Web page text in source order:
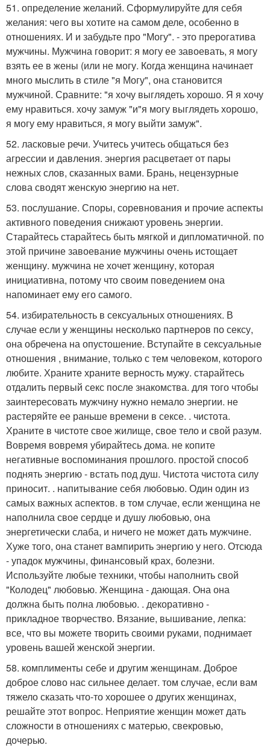
51. определение желаний. Сформулируйте для себя
желания: чего вы хотите на самом деле, особенно в
отношениях. И и забудьте про "Могу". - это прерогатива
мужчины. Мужчина говорит: я могу ее завоевать, я могу
взять ее в жены (или не могу. Когда женщина начинает
много мыслить в стиле "я Могу", она становится
мужчиной. Сравните: "я хочу выглядеть хорошо. Я я хочу
ему нравиться. хочу замуж "и"я могу выглядеть хорошо,
я могу ему нравиться, я могу выйти замуж".
52. ласковые речи. Учитесь учитесь общаться без
агрессии и давления. энергия расцветает от пары
нежных слов, сказанных вами. Брань, нецензурные
слова сводят женскую энергию на нет.
53. послушание. Споры, соревнования и прочие аспекты
активного поведения снижают уровень энергии.
Старайтесь старайтесь быть мягкой и дипломатичной. по
этой причине завоевание мужчины очень истощает
женщину. мужчина не хочет женщину, которая
инициативна, потому что своим поведением она
напоминает ему его самого.
54. избирательность в сексуальных отношениях. В
случае если у женщины несколько партнеров по сексу,
она обречена на опустошение. Вступайте в сексуальные
отношения , внимание, только с тем человеком, которого
любите. Храните храните верность мужу. старайтесь
отдалить первый секс после знакомства. для того чтобы
заинтересовать мужчину нужно немало энергии. не
растеряйте ее раньше времени в сексе. . чистота.
Храните в чистоте свое жилище, свое тело и свой разум.
Вовремя вовремя убирайтесь дома. не копите
негативные воспоминания прошлого. простой способ
поднять энергию - встать под душ. Чистота чистота силу
приносит. . напитывание себя любовью. Один один из
самых важных аспектов. в том случае, если женщина не
наполнила свое сердце и душу любовью, она
энергетически слаба, и ничего не может дать мужчине.
Хуже того, она станет вампирить энергию у него. Отсюда
- упадок мужчины, финансовый крах, болезни.
Используйте любые техники, чтобы наполнить свой
"Колодец" любовью. Женщина - дающая. Она она
должна быть полна любовью. . декоративно -
прикладное творчество. Вязание, вышивание, лепка:
все, что вы можете творить своими руками, поднимает
уровень вашей женской энергии.
58. комплименты себе и другим женщинам. Доброе
доброе слово нас сильнее делает. том случае, если вам
тяжело сказать что-то хорошее о других женщинах,
решайте этот вопрос. Неприятие женщин может дать
сложности в отношениях с матерью, свекровью,
дочерью.